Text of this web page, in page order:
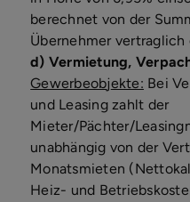
berechnet von der
Übernehmer
d) Vermietung,
Gewerbeobjekte: Bei
und Leasing zahlt der
Mieter/Pächter/
unabhängig von der
Monatsmieten
Heiz- und